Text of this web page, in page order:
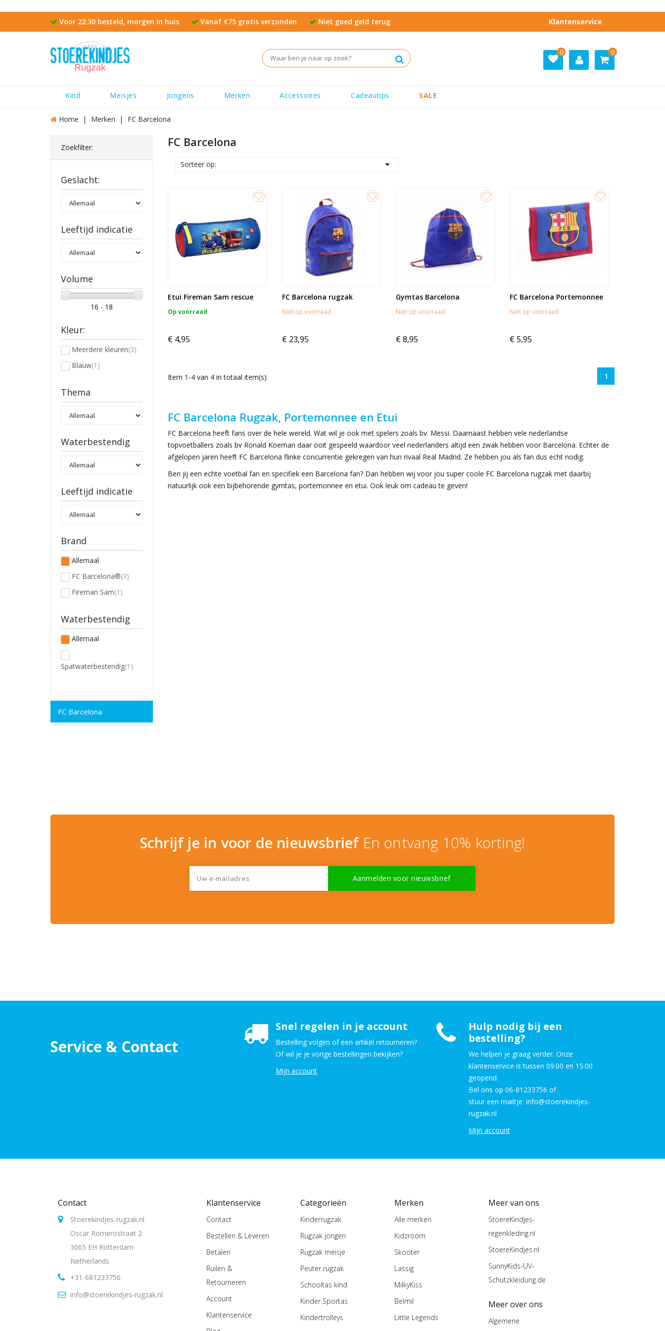
Voor 22:30 besteld, morgen in huis Vanaf €75 gratis verzonden Niet goed geld terug Klantenservice
0
0
Kind Meisjes Jongens Merken Accessoires Cadeautips SALE
Home Merken FC Barcelona
Zoekfilter:
Geslacht:
Leeftijd indicatie
Volume
16 - 18
Kleur:
Meerdere kleuren(3)
Blauw(1)
Thema
Waterbestendig
Leeftijd indicatie
Brand
Allemaal
FC Barcelona®(3)
Fireman Sam(1)
Waterbestendig
Allemaal
Spatwaterbestendig(1)
FC Barcelona
FC Barcelona
Sorteer op: 
Etui Fireman Sam rescue
Op voorraad
€ 4,95
FC Barcelona rugzak
Niet op voorraad
€ 23,95
Gymtas Barcelona
Niet op voorraad
€ 8,95
FC Barcelona Portemonnee
Niet op voorraad
€ 5,95
Item 1-4 van 4 in totaal item(s) 1
FC Barcelona Rugzak, Portemonnee en Etui
FC Barcelona heeft fans over de hele wereld. Wat wil je ook met spelers zoals bv. Messi. Daarnaast hebben vele nederlandse
topvoetballers zoals bv Ronald Koeman daar ooit gespeeld waardoor veel nederlanders altijd een zwak hebben voor Barcelona. Echter de
afgelopen jaren heeft FC Barcelona flinke concurrentie gekregen van hun rivaal Real Madrid. Ze hebben jou als fan dus echt nodig.
Ben jij een echte voetbal fan en specifiek een Barcelona fan? Dan hebben wij voor jou super coole FC Barcelona rugzak met daarbij
natuurlijk ook een bijbehorende gymtas, portemonnee en etui. Ook leuk om cadeau te geven!
Schrijf je in voor de nieuwsbrief En ontvang 10% korting!
Service & Contact
Snel regelen in je account
Bestelling volgen of een artikel retourneren?
Of wil je je vorige bestellingen bekijken?
Mijn account
Hulp nodig bij een
bestelling?
We helpen je graag verder. Onze
klantenservice is tussen 09:00 en 15:00
geopend.
Bel ons op 06-81233756 of
stuur een mailtje: info@stoerekindjes-
rugzak.nl
Mijn account
Contact
Stoerekindjes-rugzak.nl
Oscar Romerostraat 2
3065 EH Rotterdam
Netherlands
+31-681233756
info@stoerekindjes-rugzak.nl
Klantenservice
Contact
Bestellen & Leveren
Betalen
Ruilen &
Retourneren
Account
Klantenservice
Categorieën
Kinderrugzak
Rugzak jongen
Rugzak meisje
Peuter rugzak
Schooltas kind
Kinder Sportas
Kindertrolleys
Merken
Alle merken
Kidzroom
Skooter
Lassig
MilkyKiss
Belmil
Little Legends
Meer van ons
StoereKindjes-
regenkleding.nl
StoereKindjes.nl
SunnyKids-UV-
Schutzkleidung.de
Meer over ons
Algemene